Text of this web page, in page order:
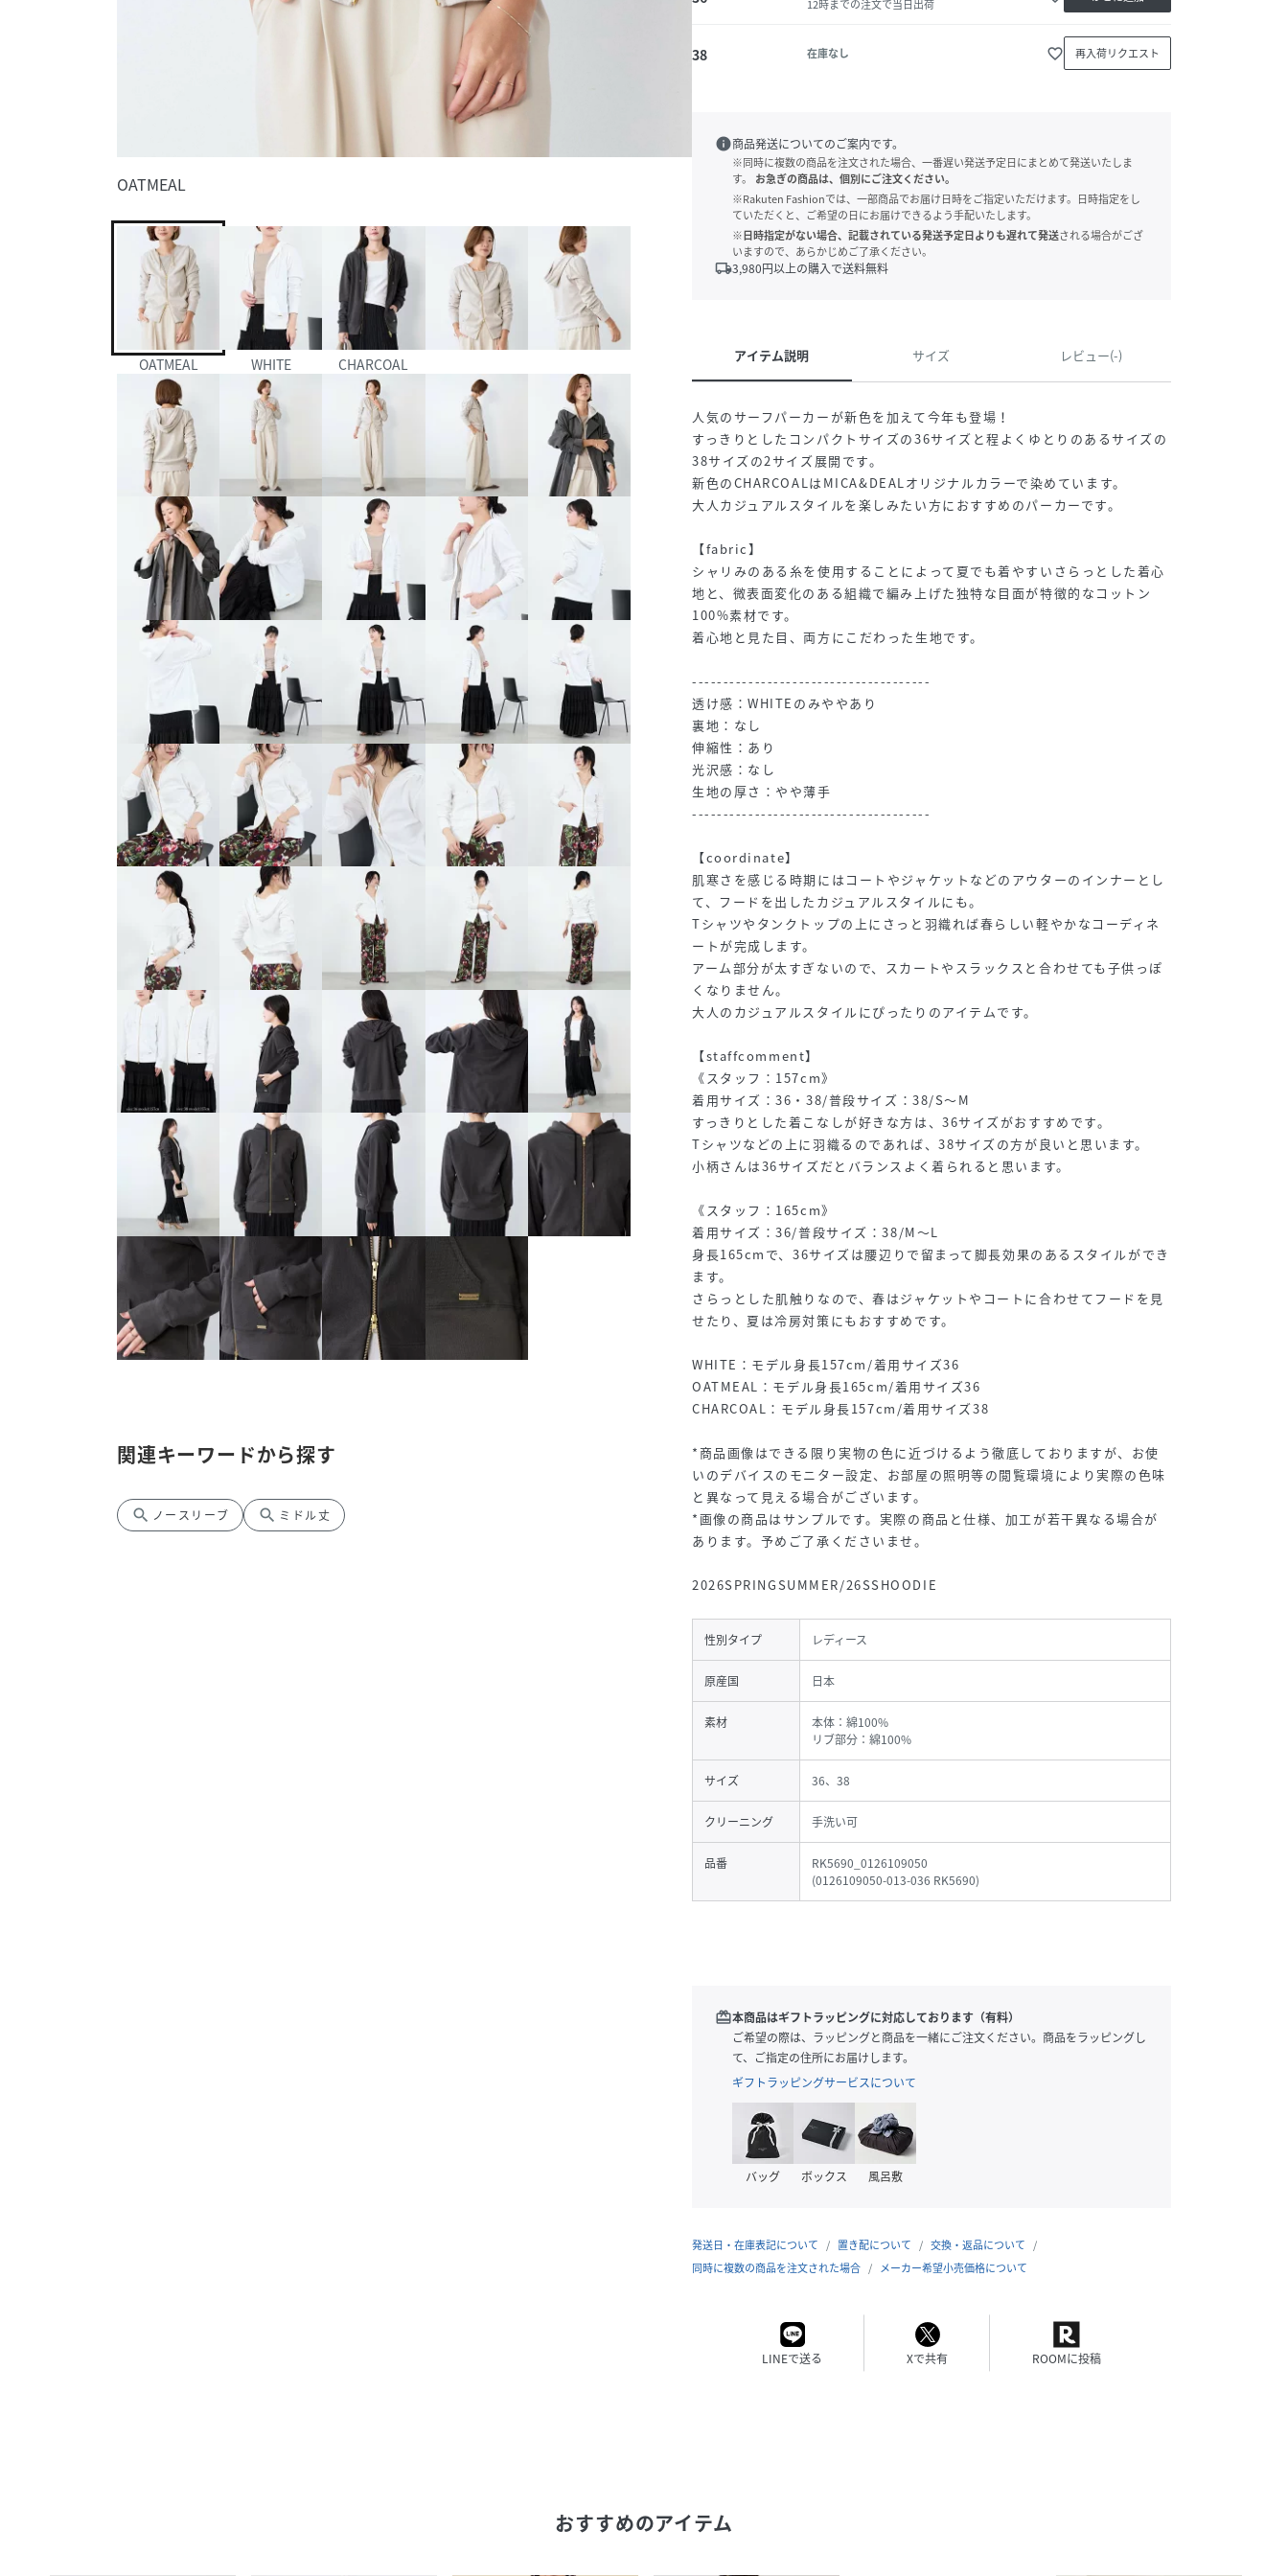
OATMEAL
OATMEAL WHITE CHARCOAL
関連キーワードから探す
search ノースリーブ search ミドル丈
12時までの注文で当日出荷
38 在庫なし favorite_border 再入荷リクエスト
info商品発送についてのご案内です。
※同時に複数の商品を注文された場合、一番遅い発送予定日にまとめて発送いたしま
す。
お急ぎの商品は、個別にご注文ください。
※Rakuten Fashionでは、一部商品でお届け日時をご指定いただけます。日時指定をし
ていただくと、ご希望の日にお届けできるよう手配いたします。
※日時指定がない場合、記載されている発送予定日よりも遅れて発送される場合がござ
いますので、あらかじめご了承ください。
local_shipping3,980円以上の購入で送料無料
アイテム説明 サイズ レビュー(-)
人気のサーフパーカーが新色を加えて今年も登場！
すっきりとしたコンパクトサイズの36サイズと程よくゆとりのあるサイズの
38サイズの2サイズ展開です。
新色のCHARCOALはMICA&DEALオリジナルカラーで染めています。
大人カジュアルスタイルを楽しみたい方におすすめのパーカーです。
【fabric】
シャリみのある糸を使用することによって夏でも着やすいさらっとした着心
地と、微表面変化のある組織で編み上げた独特な目面が特徴的なコットン
100%素材です。
着心地と見た目、両方にこだわった生地です。
--------------------------------------
透け感：WHITEのみややあり
裏地：なし
伸縮性：あり
光沢感：なし
生地の厚さ：やや薄手
--------------------------------------
【coordinate】
肌寒さを感じる時期にはコートやジャケットなどのアウターのインナーとし
て、フードを出したカジュアルスタイルにも。
Tシャツやタンクトップの上にさっと羽織れば春らしい軽やかなコーディネ
ートが完成します。
アーム部分が太すぎないので、スカートやスラックスと合わせても子供っぽ
くなりません。
大人のカジュアルスタイルにぴったりのアイテムです。
【staffcomment】
《スタッフ：157cm》
着用サイズ：36・38/普段サイズ：38/S～M
すっきりとした着こなしが好きな方は、36サイズがおすすめです。
Tシャツなどの上に羽織るのであれば、38サイズの方が良いと思います。
小柄さんは36サイズだとバランスよく着られると思います。
《スタッフ：165cm》
着用サイズ：36/普段サイズ：38/M～L
身長165cmで、36サイズは腰辺りで留まって脚長効果のあるスタイルができ
ます。
さらっとした肌触りなので、春はジャケットやコートに合わせてフードを見
せたり、夏は冷房対策にもおすすめです。
WHITE：モデル身長157cm/着用サイズ36
OATMEAL：モデル身長165cm/着用サイズ36
CHARCOAL：モデル身長157cm/着用サイズ38
*商品画像はできる限り実物の色に近づけるよう徹底しておりますが、お使
いのデバイスのモニター設定、お部屋の照明等の閲覧環境により実際の色味
と異なって見える場合がございます。
*画像の商品はサンプルです。実際の商品と仕様、加工が若干異なる場合が
あります。予めご了承くださいませ。
2026SPRINGSUMMER/26SSHOODIE
性別タイプ レディース
原産国 日本
素材
本体：綿100%
リブ部分：綿100%
サイズ 36、38
クリーニング 手洗い可
品番
RK5690_0126109050
(0126109050-013-036 RK5690)
redeem本商品はギフトラッピングに対応しております（有料）
ご希望の際は、ラッピングと商品を一緒にご注文ください。商品をラッピングし
て、ご指定の住所にお届けします。
ギフトラッピングサービスについて
バッグ ボックス 風呂敷
発送日・在庫表記について 置き配について
交換・返品について
同時に複数の商品を注文された場合
メーカー希望小売価格について
LINEで送る Xで共有 ROOMに投稿
おすすめのアイテム